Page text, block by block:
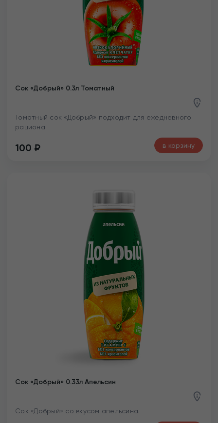
Сок «Добрый» 0.3л Томатный
Томатный сок «Добрый» подходит для ежедневного
рациона.
100 ₽ в корзину
Сок «Добрый» 0.33л Апельсин
Сок «Добрый» со вкусом апельсина.